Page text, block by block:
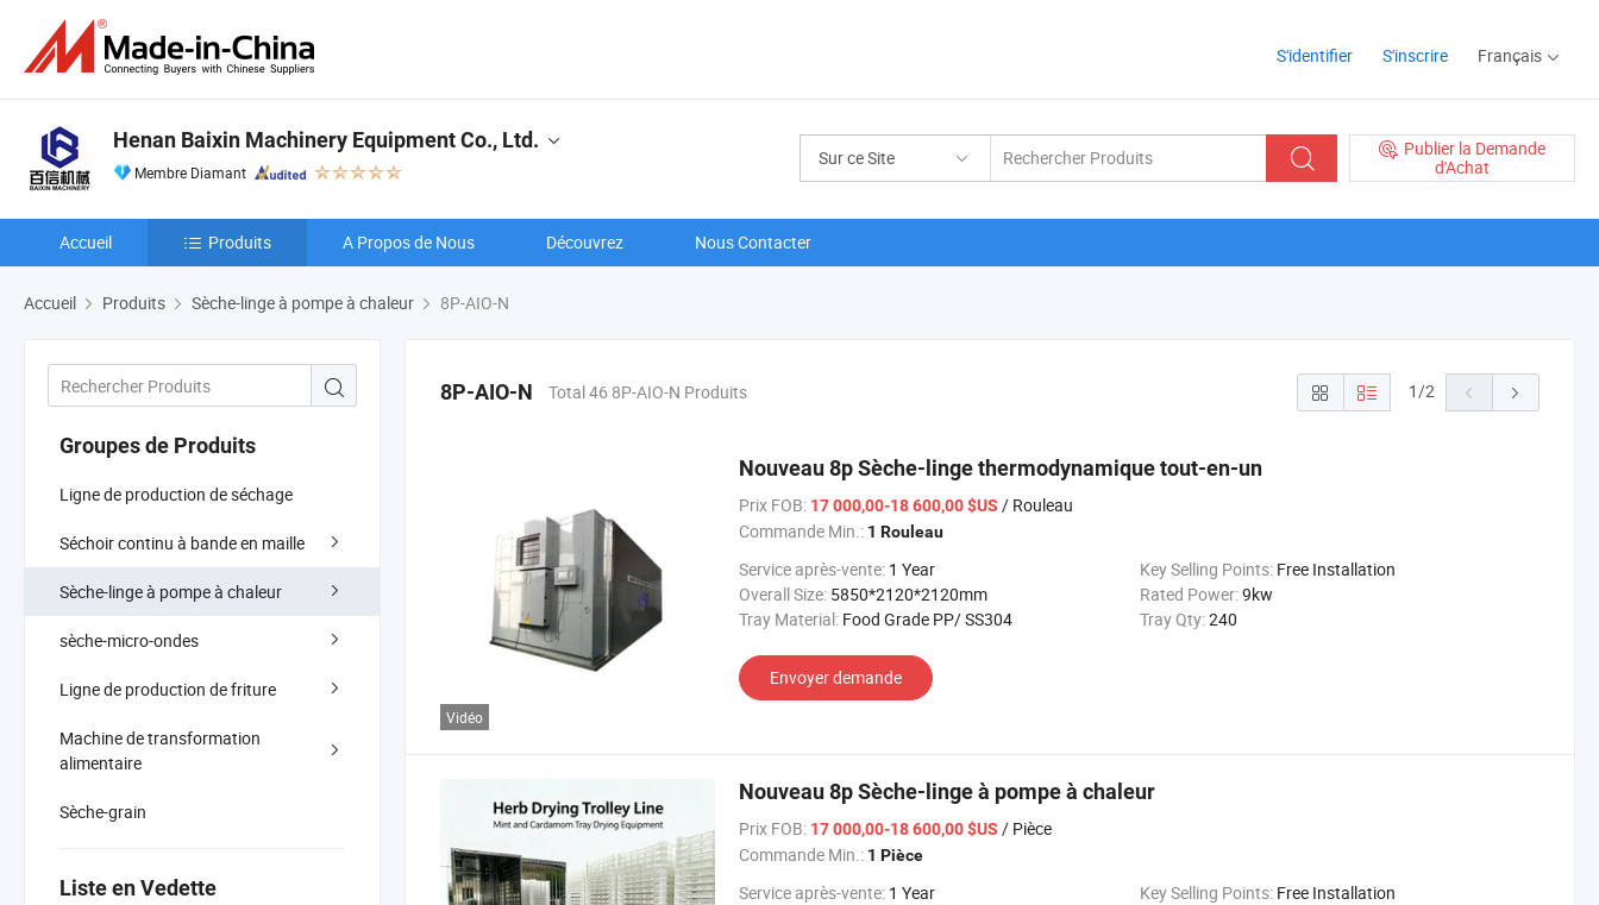
S'identifier S'inscrire Français
Sur ce Site
Publier la Demande
d'Achat
Henan Baixin Machinery Equipment Co., Ltd.
Membre Diamant
Accueil Produits A Propos de Nous Découvrez Nous Contacter
Accueil Produits Sèche-linge à pompe à chaleur 8P-AIO-N
Groupes de Produits
Ligne de production de séchage
Séchoir continu à bande en maille
Sèche-linge à pompe à chaleur
sèche-micro-ondes
Ligne de production de friture
Machine de transformation
alimentaire
Sèche-grain
Liste en Vedette
8P-AIO-N Total 46 8P-AIO-N Produits 1/2
Vidéo
Nouveau 8p Sèche-linge thermodynamique tout-en-un
Prix FOB: 17 000,00-18 600,00 $US / Rouleau
Commande Min.: 1 Rouleau
Service après-vente: 1 Year Key Selling Points: Free Installation
Overall Size: 5850*2120*2120mm Rated Power:9kw
Tray Material: Food Grade PP/ SS304 Tray Qty:240
Envoyer demande
Nouveau 8p Sèche-linge à pompe à chaleur
Prix FOB: 17 000,00-18 600,00 $US / Pièce
Commande Min.: 1 Pièce
Service après-vente: 1 Year Key Selling Points: Free Installation